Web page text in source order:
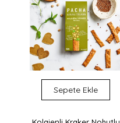
Sepete Ekle